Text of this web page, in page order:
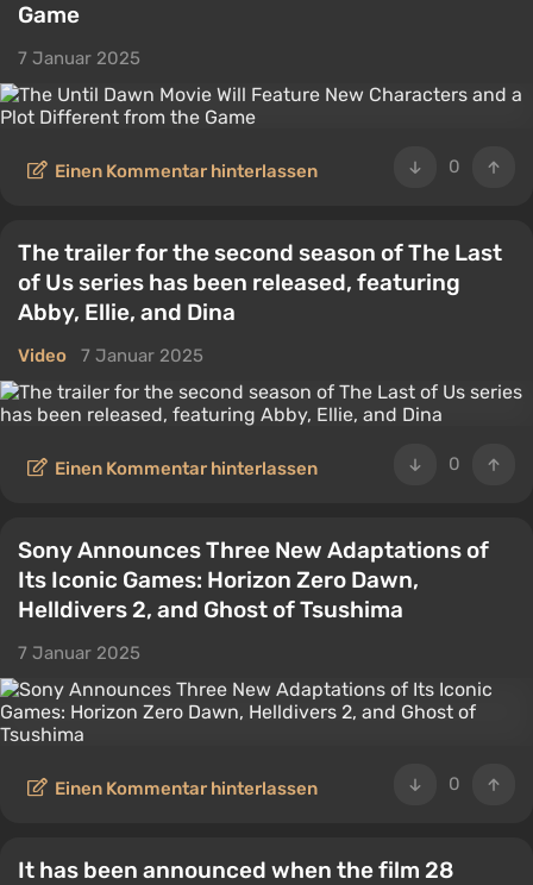
Game
7 Januar 2025
0
Einen Kommentar hinterlassen
The trailer for the second season of The Last
of Us series has been released, featuring
Abby, Ellie, and Dina
Video 7 Januar 2025
0
Einen Kommentar hinterlassen
Sony Announces Three New Adaptations of
Its Iconic Games: Horizon Zero Dawn,
Helldivers 2, and Ghost of Tsushima
7 Januar 2025
0
Einen Kommentar hinterlassen
It has been announced when the film 28